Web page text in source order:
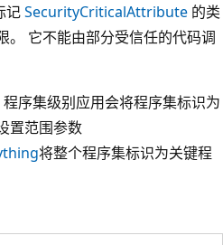
记SecurityCriticalAttribute 的类
。 它不能由部分受信任的代码调
程序集级别应用会将程序集标识为
置范围参数
将整个程序集标识为关键程